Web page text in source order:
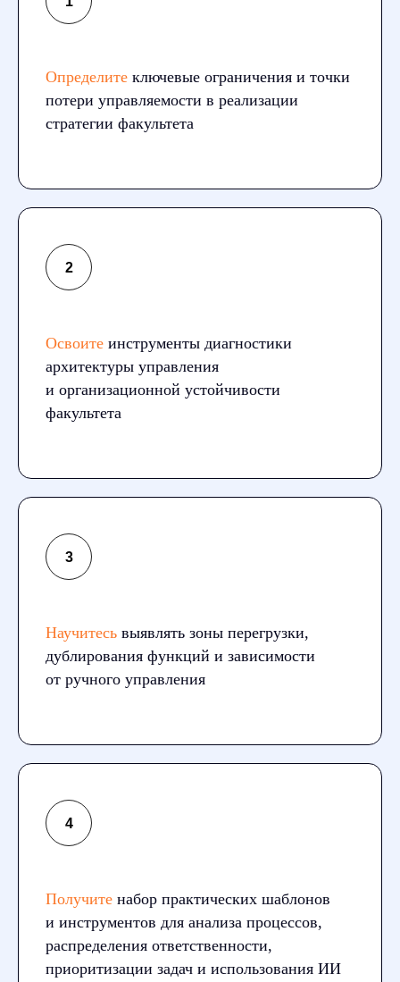
Определите ключевые ограничения и точки
потери управляемости в реализации
стратегии факультета
Освоите инструменты диагностики
архитектуры управления
и организационной устойчивости
факультета
Научитесь выявлять зоны перегрузки,
дублирования функций и зависимости
от ручного управления
Получите набор практических шаблонов
и инструментов для анализа процессов,
распределения ответственности,
приоритизации задач и использования ИИ